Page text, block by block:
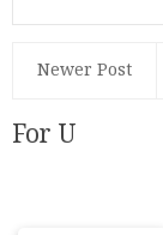
Newer Post
For U